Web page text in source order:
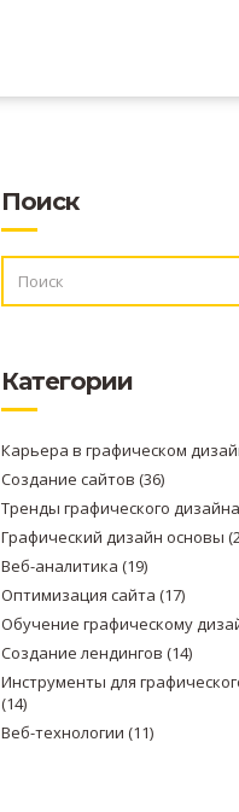
Поиск
Категории
Карьера в графическом
Создание сайтов (36)
Тренды графического дизайна
Графический дизайн основы
Веб-аналитика (19)
Оптимизация сайта (17)
Обучение графическому
Создание лендингов (14)
Инструменты для
(14)
Веб-технологии (11)